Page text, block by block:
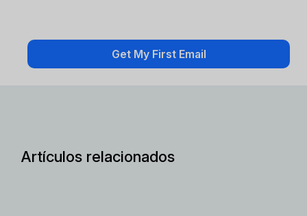
Artículos relacionados